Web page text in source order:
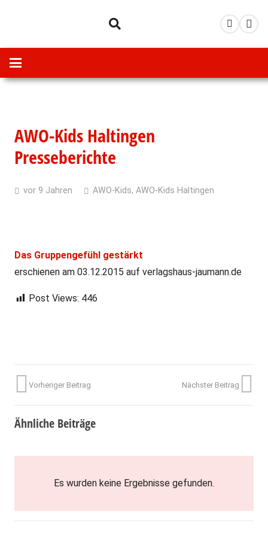
AWO-Kids Haltingen
Presseberichte
vor 9 Jahren AWO-Kids, AWO-Kids Haltingen
Das Gruppengefühl gestärkt
erschienen am 03.12.2015 auf verlagshaus-jaumann.de
Post Views: 446
Vorheriger Beitrag Nächster Beitrag
Ähnliche Beiträge
Es wurden keine Ergebnisse gefunden.